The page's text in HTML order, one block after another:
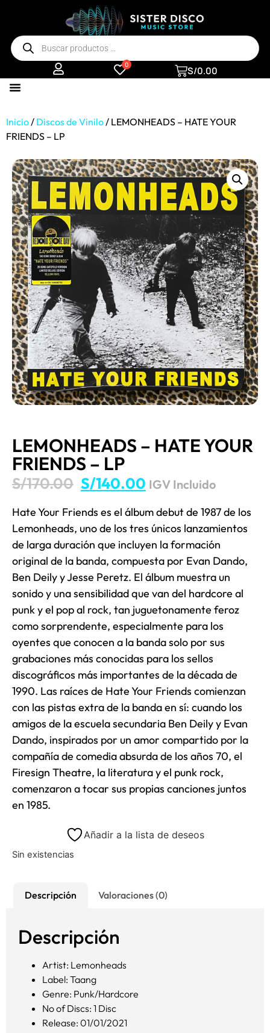
0 S/0.00
Inicio/ Discos de Vinilo/ LEMONHEADS – HATE YOUR
FRIENDS – LP
LEMONHEADS – HATE YOUR
FRIENDS – LP
S/170.00 S/140.00 IGV Incluido
Hate Your Friends es el álbum debut de 1987 de los
Lemonheads, uno de los tres únicos lanzamientos
de larga duración que incluyen la formación
original de la banda, compuesta por Evan Dando,
Ben Deily y Jesse Peretz. El álbum muestra un
sonido y una sensibilidad que van del hardcore al
punk y el pop al rock, tan juguetonamente feroz
como sorprendente, especialmente para los
oyentes que conocen a la banda solo por sus
grabaciones más conocidas para los sellos
discográficos más importantes de la década de
1990. Las raíces de Hate Your Friends comienzan
con las pistas extra de la banda en sí: cuando los
amigos de la escuela secundaria Ben Deily y Evan
Dando, inspirados por un amor compartido por la
compañía de comedia absurda de los años 70, el
Firesign Theatre, la literatura y el punk rock,
comenzaron a tocar sus propias canciones juntos
en 1985.
Añadir a la lista de deseos
Sin existencias
Descripción Valoraciones (0)
Descripción
Artist: Lemonheads
Label: Taang
Genre: Punk/Hardcore
No of Discs: 1 Disc
Release: 01/01/2021